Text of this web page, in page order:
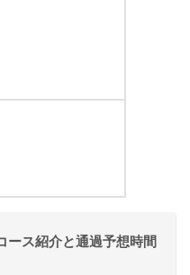
ス紹介と通過予想時間